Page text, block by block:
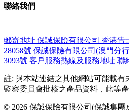
聯絡我們
郵寄地址 保誠保險有限公司 香港告
28058號 保誠保險有限公司(澳門分
3093號 客戶服務熱線及服務地址 聯
註: 與本站連結之其他網站可能載有
監察委員會批核之產品資料，此等
© 2026 保誠保險有限公司(保誠集團